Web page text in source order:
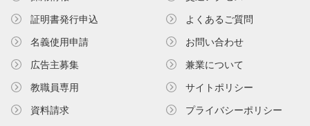
証明書発⾏申込
名義使⽤申請
広告主募集
教職員専⽤
資料請求
よくあるご質問
お問い合わせ
兼業について
サイトポリシー
プライバシーポリシー